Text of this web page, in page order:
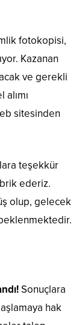
fotokopisi,
Kazanan
ve gerekli
sitesinden
teşekkür
ederiz.
olup, gelecek
Sonuçlara
hak